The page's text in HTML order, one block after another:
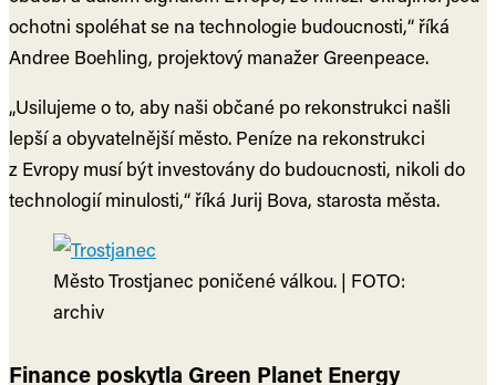
ochotni spoléhat se na technologie budoucnosti,“ říká
Andree Boehling, projektový manažer Greenpeace.
„Usilujeme o to, aby naši občané po rekonstrukci našli
lepší a obyvatelnější město. Peníze na rekonstrukci
z Evropy musí být investovány do budoucnosti, nikoli do
technologií minulosti,“ říká Jurij Bova, starosta města.
Město Trostjanec poničené válkou. | FOTO:
archiv
Finance poskytla Green Planet Energy